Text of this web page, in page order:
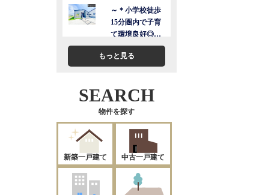
もっと見る
SEARCH
物件を探す
新築一戸建て 中古一戸建て